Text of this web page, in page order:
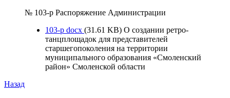
№ 103-р Распоряжение Администрации
103-р docx (31.61 KB) О создании ретро-
танцплощадок для представителей
старшегопоколения на территории
муниципального образования «Смоленский
район» Смоленской области
Назад